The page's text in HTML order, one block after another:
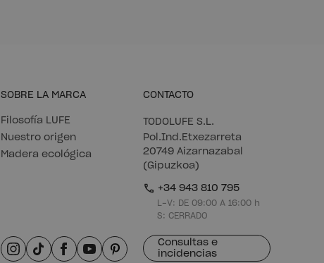
SOBRE LA MARCA
Filosofía LUFE
Nuestro origen
Madera ecológica
CONTACTO
TODOLUFE S.L.
Pol.Ind.Etxezarreta
20749 Aizarnazabal
(Gipuzkoa)
+34 943 810 795
L-V: DE 09:00 A 16:00 h
S: CERRADO
Consultas e
incidencias